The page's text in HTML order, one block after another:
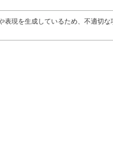
表現を生成しているため、不適切な